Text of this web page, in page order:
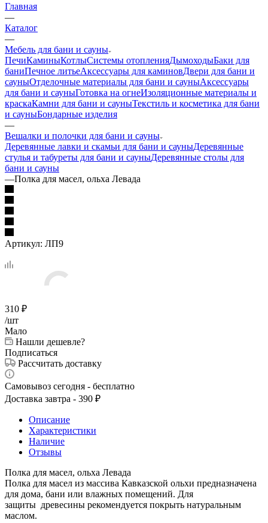
Главная
—
Каталог
—
Мебель для бани и сауны
ПечиКаминыКотлыСистемы отопленияДымоходыБаки для
баниПечное литьеАксессуары для каминовДвери для бани и
сауныОтделочные материалы для бани и сауныАксессуары
для бани и сауныГотовка на огнеИзоляционные материалы и
краскаКамни для бани и сауныТекстиль и косметика для бани
и сауныБондарные изделия
—
Вешалки и полочки для бани и сауны
Деревянные лавки и скамьи для бани и сауныДеревянные
стулья и табуреты для бани и сауныДеревянные столы для
бани и сауны
—Полка для масел, ольха Левада
Артикул: ЛП9
310 ₽
/шт
Мало
Нашли дешевле?
Подписаться
Рассчитать доставку
Самовывоз сегодня - бесплатно
Доставка завтра - 390 ₽
Описание
Характеристики
Наличие
Отзывы
Полка для масел, ольха Левада
Полка для масел из массива Кавказской ольхи предназначена
для дома, бани или влажных помещений. Для
защиты древесины рекомендуется покрыть натуральным
маслом.